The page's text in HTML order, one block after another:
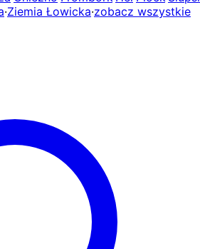
·Ziemia Łowicka·zobacz wszystkie